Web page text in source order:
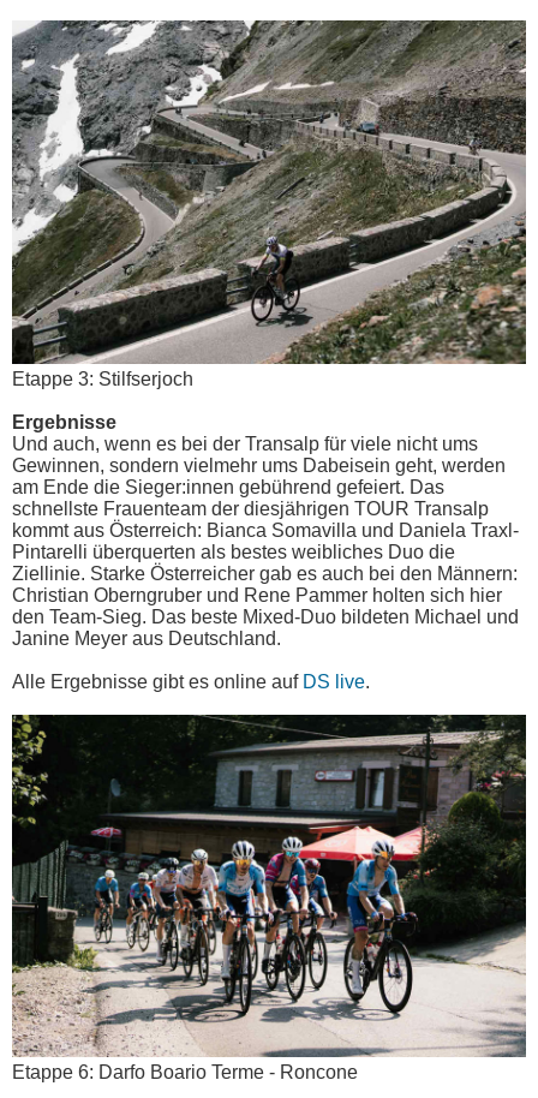
Etappe 3: Stilfserjoch
Ergebnisse
Und auch, wenn es bei der Transalp für viele nicht ums
Gewinnen, sondern vielmehr ums Dabeisein geht, werden
am Ende die Sieger:innen gebührend gefeiert. Das
schnellste Frauenteam der diesjährigen TOUR Transalp
kommt aus Österreich: Bianca Somavilla und Daniela Traxl-
Pintarelli überquerten als bestes weibliches Duo die
Ziellinie. Starke Österreicher gab es auch bei den Männern:
Christian Oberngruber und Rene Pammer holten sich hier
den Team-Sieg. Das beste Mixed-Duo bildeten Michael und
Janine Meyer aus Deutschland.
Alle Ergebnisse gibt es online auf DS live.
Etappe 6: Darfo Boario Terme - Roncone